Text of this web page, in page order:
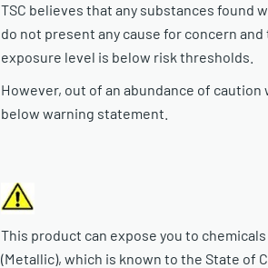
TSC believes that any substances found
do not present any cause for concern and
exposure level is below risk thresholds.
However, out of an abundance of caution
below warning statement.
This product can expose you to
(Metallic), which is known to the State of